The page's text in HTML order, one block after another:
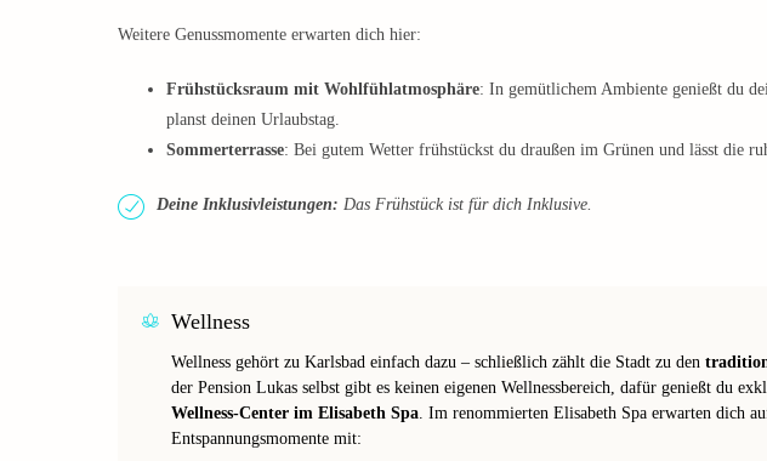
Weitere Genussmomente erwarten dich hier:
Frühstücksraum mit Wohlfühlatmosphäre: In gemütlichem Ambiente genießt du
planst deinen Urlaubstag.
Sommerterrasse: Bei gutem Wetter frühstückst du draußen im Grünen und lässt die
Deine Inklusivleistungen: Das Frühstück ist für dich Inklusive.
Wellness
Wellness gehört zu Karlsbad einfach dazu – schließlich zählt die Stadt zu den
der Pension Lukas selbst gibt es keinen eigenen Wellnessbereich, dafür genießt du
Wellness-Center im Elisabeth Spa . Im renommierten Elisabeth Spa erwarten dich
Entspannungsmomente mit: